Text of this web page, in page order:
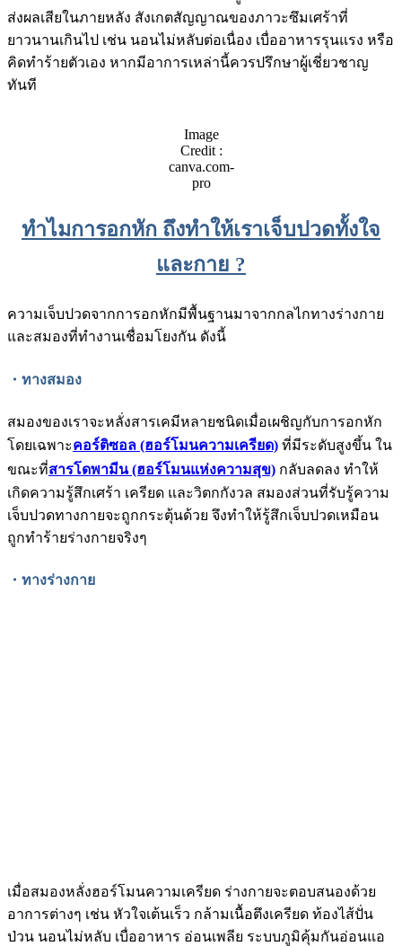
ส่งผลเสียในภายหลัง สังเกตสัญญาณของภาวะซึมเศร้าที่
ยาวนานเกินไป เช่น นอนไม่หลับต่อเนื่อง เบื่ออาหารรุนแรง หรือ
คิดทำร้ายตัวเอง หากมีอาการเหล่านี้ควรปรึกษาผู้เชี่ยวชาญ
ทันที
Image
Credit :
canva.com-
pro
ทำไมการอกหัก ถึงทำให้เราเจ็บปวดทั้งใจ
และกาย ?
ความเจ็บปวดจากการอกหักมีพื้นฐานมาจากกลไกทางร่างกาย
และสมองที่ทำงานเชื่อมโยงกัน ดังนี้
・ทางสมอง
สมองของเราจะหลั่งสารเคมีหลายชนิดเมื่อเผชิญกับการอกหัก
โดยเฉพาะคอร์ติซอล (ฮอร์โมนความเครียด) ที่มีระดับสูงขึ้น ใน
ขณะที่สารโดพามีน (ฮอร์โมนแห่งความสุข) กลับลดลง ทำให้
เกิดความรู้สึกเศร้า เครียด และวิตกกังวล สมองส่วนที่รับรู้ความ
เจ็บปวดทางกายจะถูกกระตุ้นด้วย จึงทำให้รู้สึกเจ็บปวดเหมือน
ถูกทำร้ายร่างกายจริงๆ
・ทางร่างกาย
เมื่อสมองหลั่งฮอร์โมนความเครียด ร่างกายจะตอบสนองด้วย
อาการต่างๆ เช่น หัวใจเต้นเร็ว กล้ามเนื้อตึงเครียด ท้องไส้ปั่น
ป่วน นอนไม่หลับ เบื่ออาหาร อ่อนเพลีย ระบบภูมิคุ้มกันอ่อนแอ